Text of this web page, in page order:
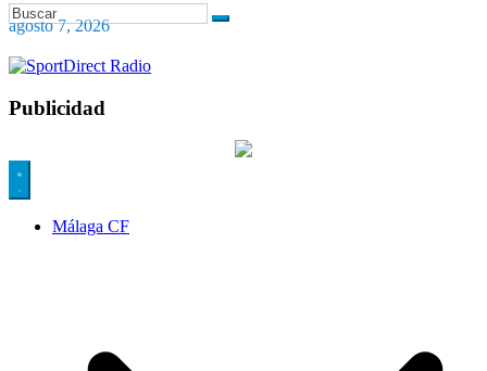
agosto 7, 2026
Publicidad
Málaga CF